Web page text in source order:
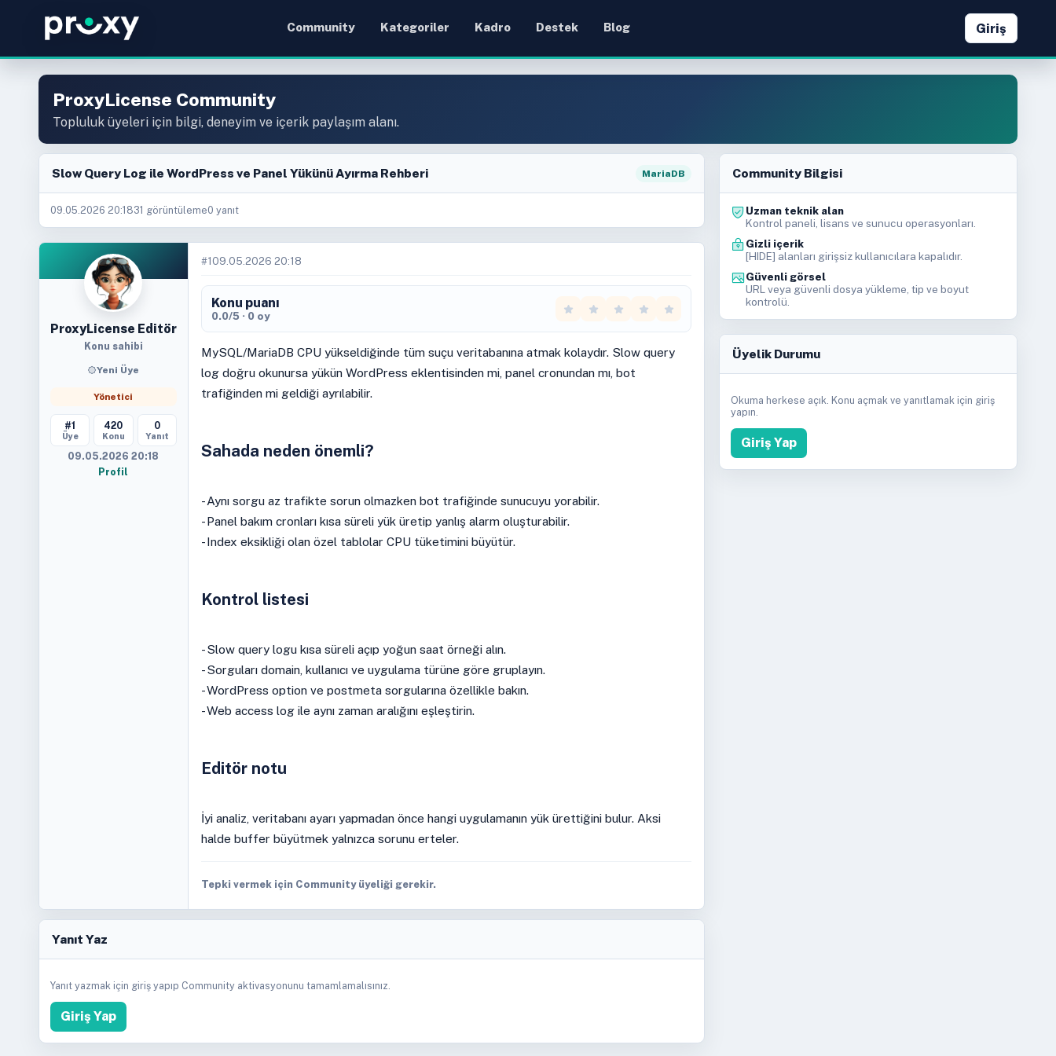
Community Kategoriler Kadro Destek Blog Giriş
ProxyLicense Community
Topluluk üyeleri için bilgi, deneyim ve içerik paylaşım alanı.
Slow Query Log ile WordPress ve Panel Yükünü Ayırma Rehberi MariaDB
09.05.2026 20:1831 görüntüleme0 yanıt
ProxyLicense Editör
Konu sahibi
Yeni Üye
Yönetici
#1
Üye
420
Konu
0
Yanıt
09.05.2026 20:18
Profil
#1 09.05.2026 20:18
Konu puanı
0.0/5 · 0 oy
MySQL/MariaDB CPU yükseldiğinde tüm suçu veritabanına atmak kolaydır. Slow query
log doğru okunursa yükün WordPress eklentisinden mi, panel cronundan mı, bot
trafiğinden mi geldiği ayrılabilir.
Sahada neden önemli?
- Aynı sorgu az trafikte sorun olmazken bot trafiğinde sunucuyu yorabilir.
- Panel bakım cronları kısa süreli yük üretip yanlış alarm oluşturabilir.
- Index eksikliği olan özel tablolar CPU tüketimini büyütür.
Kontrol listesi
- Slow query logu kısa süreli açıp yoğun saat örneği alın.
- Sorguları domain, kullanıcı ve uygulama türüne göre gruplayın.
- WordPress option ve postmeta sorgularına özellikle bakın.
- Web access log ile aynı zaman aralığını eşleştirin.
Editör notu
İyi analiz, veritabanı ayarı yapmadan önce hangi uygulamanın yük ürettiğini bulur. Aksi
halde buffer büyütmek yalnızca sorunu erteler.
Tepki vermek için Community üyeliği gerekir.
Yanıt Yaz
Yanıt yazmak için giriş yapıp Community aktivasyonunu tamamlamalısınız.
Giriş Yap
Community Bilgisi
Uzman teknik alan
Kontrol paneli, lisans ve sunucu operasyonları.
Gizli içerik
[HIDE] alanları girişsiz kullanıcılara kapalıdır.
Güvenli görsel
URL veya güvenli dosya yükleme, tip ve boyut
kontrolü.
Üyelik Durumu
Okuma herkese açık. Konu açmak ve yanıtlamak için giriş
yapın.
Giriş Yap